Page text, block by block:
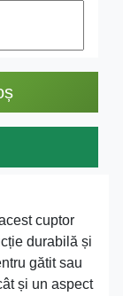
cuptor
durabilă și
gătit sau
și un aspect